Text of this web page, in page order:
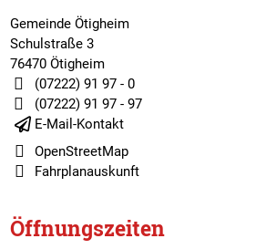
Gemeinde Ötigheim
Schulstraße 3
76470 Ötigheim
(07222) 91 97 - 0
(07222) 91 97 - 97
E-Mail-Kontakt
OpenStreetMap
Fahrplanauskunft
Öffnungszeiten